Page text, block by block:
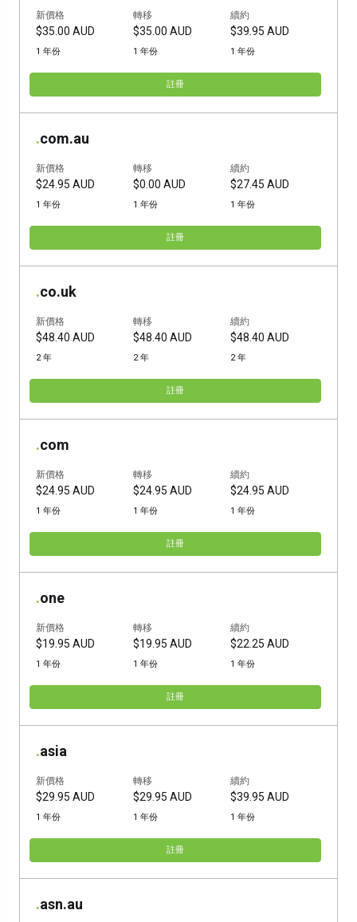
新價格
$35.00 AUD
1 年份
轉移
$35.00 AUD
1 年份
續約
$39.95 AUD
1 年份
註冊
.com.au
新價格
$24.95 AUD
1 年份
轉移
$0.00 AUD
1 年份
續約
$27.45 AUD
1 年份
註冊
.co.uk
新價格
$48.40 AUD
2 年
轉移
$48.40 AUD
2 年
續約
$48.40 AUD
2 年
註冊
.com
新價格
$24.95 AUD
1 年份
轉移
$24.95 AUD
1 年份
續約
$24.95 AUD
1 年份
註冊
.one
新價格
$19.95 AUD
1 年份
轉移
$19.95 AUD
1 年份
續約
$22.25 AUD
1 年份
註冊
.asia
新價格
$29.95 AUD
1 年份
轉移
$29.95 AUD
1 年份
續約
$39.95 AUD
1 年份
註冊
.asn.au